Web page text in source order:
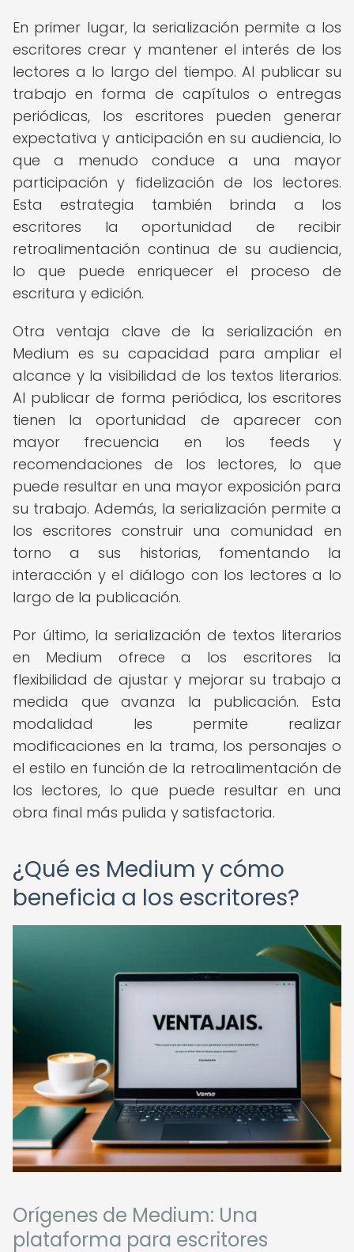
En primer lugar, la serialización permite a los
escritores crear y mantener el interés de los
lectores a lo largo del tiempo. Al publicar su
trabajo en forma de capítulos o entregas
periódicas, los escritores pueden generar
expectativa y anticipación en su audiencia, lo
que a menudo conduce a una mayor
participación y fidelización de los lectores.
Esta estrategia también brinda a los
escritores la oportunidad de recibir
retroalimentación continua de su audiencia,
lo que puede enriquecer el proceso de
escritura y edición.
Otra ventaja clave de la serialización en
Medium es su capacidad para ampliar el
alcance y la visibilidad de los textos literarios.
Al publicar de forma periódica, los escritores
tienen la oportunidad de aparecer con
mayor frecuencia en los feeds y
recomendaciones de los lectores, lo que
puede resultar en una mayor exposición para
su trabajo. Además, la serialización permite a
los escritores construir una comunidad en
torno a sus historias, fomentando la
interacción y el diálogo con los lectores a lo
largo de la publicación.
Por último, la serialización de textos literarios
en Medium ofrece a los escritores la
flexibilidad de ajustar y mejorar su trabajo a
medida que avanza la publicación. Esta
modalidad les permite realizar
modificaciones en la trama, los personajes o
el estilo en función de la retroalimentación de
los lectores, lo que puede resultar en una
obra final más pulida y satisfactoria.
¿Qué es Medium y cómo
beneficia a los escritores?
Orígenes de Medium: Una
plataforma para escritores